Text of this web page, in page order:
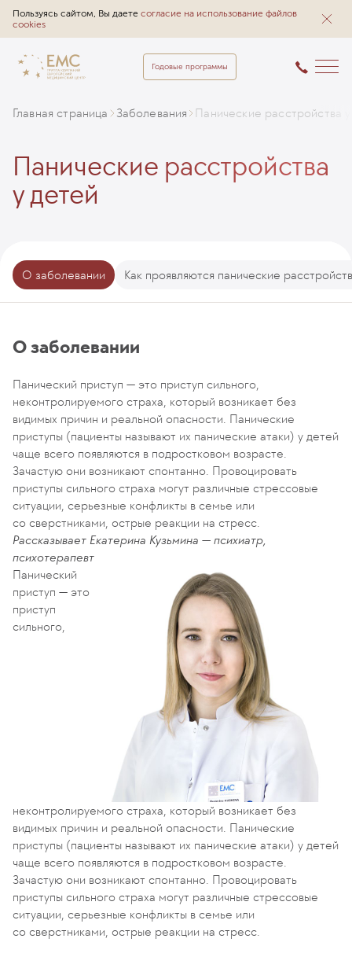
Пользуясь сайтом, Вы даете согласие на использование файлов
cookies
Годовые программы
Главная страница Заболевания Панические расстройства
Панические расстройства
у детей
О заболевании Как проявляются панические
О заболевании
Панический приступ — это приступ сильного,
неконтролируемого страха, который возникает без
видимых причин и реальной опасности. Панические
приступы (пациенты называют их панические атаки) у детей
чаще всего появляются в подростковом возрасте.
Зачастую они возникают спонтанно. Провоцировать
приступы сильного страха могут различные стрессовые
ситуации, серьезные конфликты в семье или
со сверстниками, острые реакции на стресс.
Рассказывает Екатерина Кузьмина — психиатр,
психотерапевт
Панический
приступ — это
приступ
сильного,
неконтролируемого страха, который возникает без
видимых причин и реальной опасности. Панические
приступы (пациенты называют их панические атаки) у детей
чаще всего появляются в подростковом возрасте.
Зачастую они возникают спонтанно. Провоцировать
приступы сильного страха могут различные стрессовые
ситуации, серьезные конфликты в семье или
со сверстниками, острые реакции на стресс.